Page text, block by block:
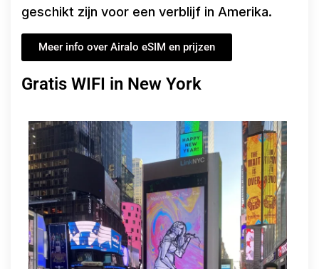
geschikt zijn voor een verblijf in Amerika.
Meer info over Airalo eSIM en prijzen
Gratis WIFI in New York